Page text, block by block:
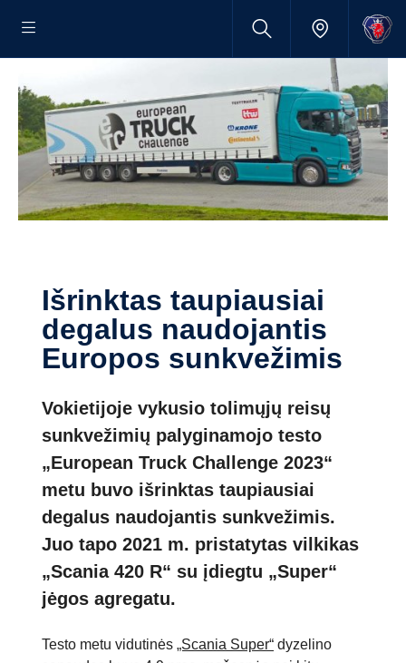
Išrinktas taupiausiai
degalus naudojantis
Europos sunkvežimis
Vokietijoje vykusio tolimųjų reisų
sunkvežimių palyginamojo testo
„European Truck Challenge 2023“
metu buvo išrinktas taupiausiai
degalus naudojantis sunkvežimis.
Juo tapo 2021 m. pristatytas vilkikas
„Scania 420 R“ su įdiegtu „Super“
jėgos agregatu.
Testo metu vidutinės „Scania Super“ dyzelino